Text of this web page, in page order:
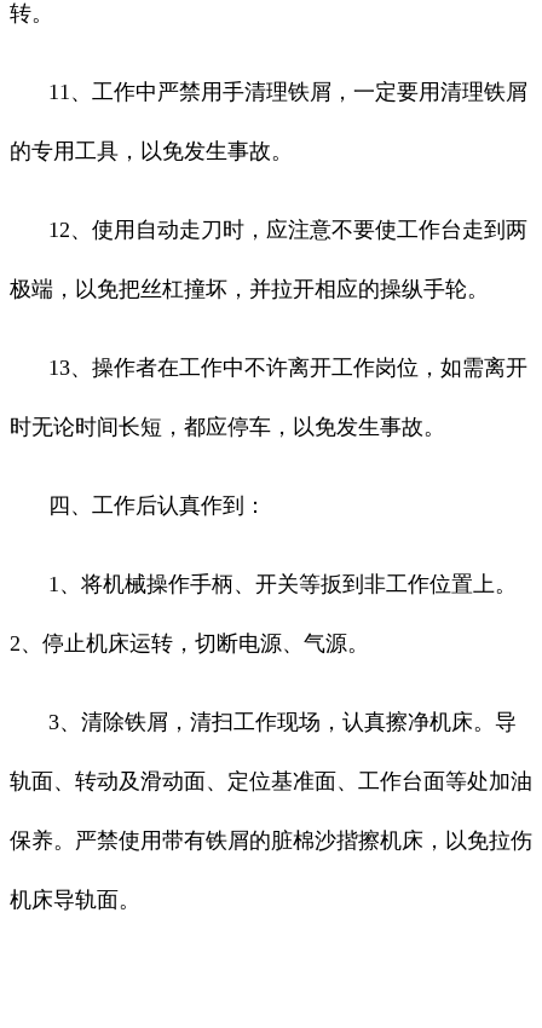
转。
11、工作中严禁用手清理铁屑，一定要用清理铁屑
的专用工具，以免发生事故。
12、使用自动走刀时，应注意不要使工作台走到两
极端，以免把丝杠撞坏，并拉开相应的操纵手轮。
13、操作者在工作中不许离开工作岗位，如需离开
时无论时间长短，都应停车，以免发生事故。
四、工作后认真作到：
1、将机械操作手柄、开关等扳到非工作位置上。
2、停止机床运转，切断电源、气源。
3、清除铁屑，清扫工作现场，认真擦净机床。导
轨面、转动及滑动面、定位基准面、工作台面等处加油
保养。严禁使用带有铁屑的脏棉沙揩擦机床，以免拉伤
机床导轨面。